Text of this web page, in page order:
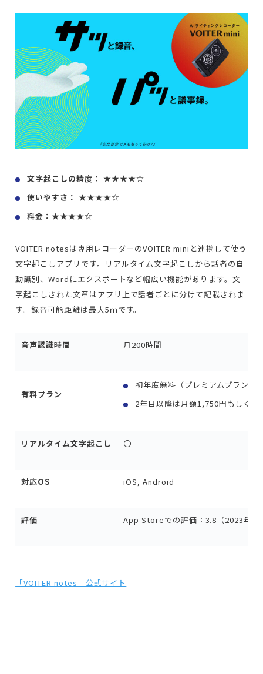
文字起こしの精度： ★★★★☆
使いやすさ： ★★★★☆
料金：★★★★☆
VOITER notesは専用レコーダーのVOITER miniと連携して使う
文字起こしアプリです。リアルタイム文字起こしから話者の自
動識別、Wordにエクスポートなど幅広い機能があります。文
字起こしされた文章はアプリ上で話者ごとに分けて記載されま
す。録音可能距離は最大5ｍです。
音声認識時間 月200時間
有料プラン
初年度無料（プレミアムプラン）
2年目以降は月額1,750円もしく
リアルタイム文字起こし 〇
対応OS iOS, Android
評価 App Storeでの評価：3.8（2023年2
「VOITER notes」公式サイト